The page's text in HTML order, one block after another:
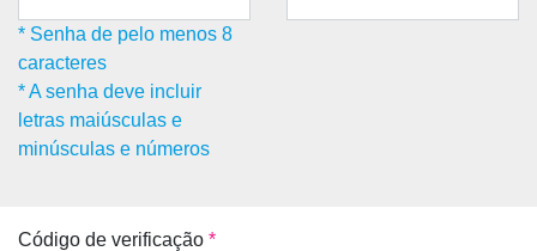
* Senha de pelo menos 8
caracteres
* A senha deve incluir
letras maiúsculas e
minúsculas e números
Código de verificação *